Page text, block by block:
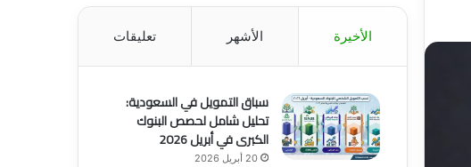
الأخيرة الأشهر تعليقات
سباق التمويل في السعودية:
تحليل شامل لحصص البنوك
الكبرى في أبريل 2026
20 أبريل 2026